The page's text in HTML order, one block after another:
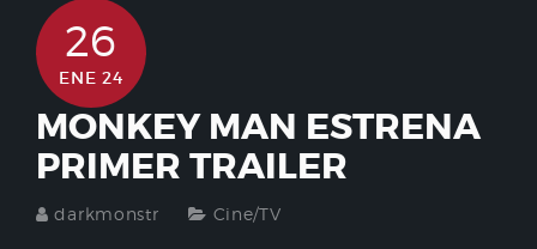
26
ENE 24
MONKEY MAN ESTRENA
PRIMER TRAILER
darkmonstr Cine/TV